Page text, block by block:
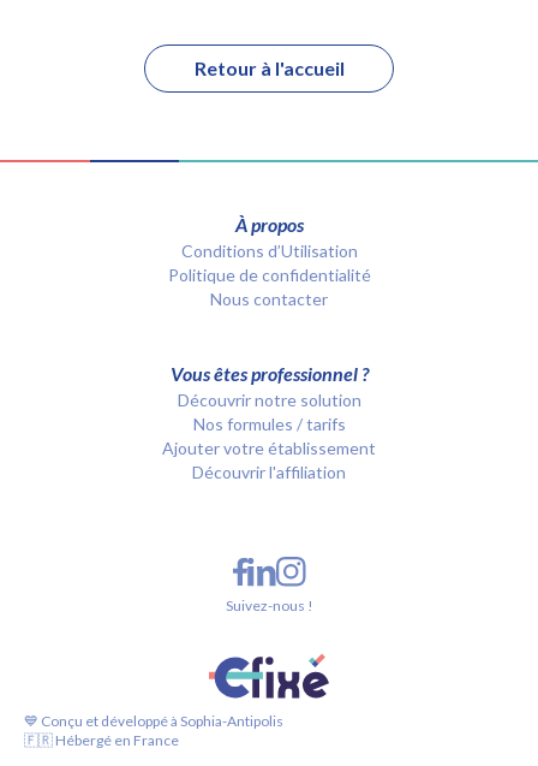
Retour à l'accueil
À propos
Conditions d’Utilisation
Politique de confidentialité
Nous contacter
Vous êtes professionnel ?
Découvrir notre solution
Nos formules / tarifs
Ajouter votre établissement
Découvrir l'affiliation
💙 Conçu et développé à Sophia-Antipolis
🇫🇷 Hébergé en France
Suivez-nous !